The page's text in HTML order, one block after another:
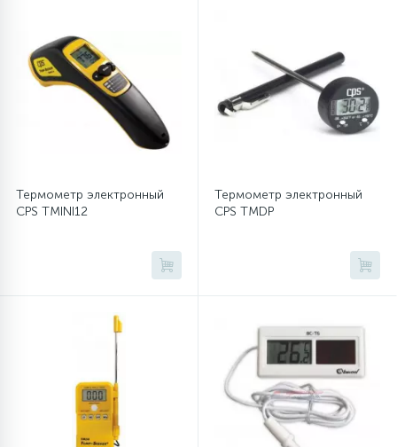
Термометр электронный
CPS TMINI12
Термометр электронный
CPS TMDP